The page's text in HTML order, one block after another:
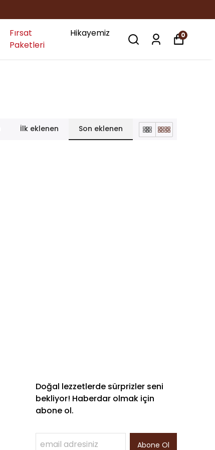
Fırsat
Paketleri
Hikayemiz 0
İlk eklenen Son eklenen
Doğal lezzetlerde sürprizler seni
bekliyor! Haberdar olmak için
abone ol.
Abone Ol